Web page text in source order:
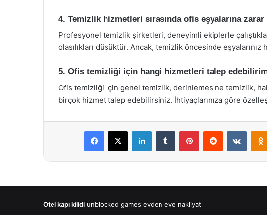
4. Temizlik hizmetleri sırasında ofis eşyalarına
Profesyonel temizlik şirketleri, deneyimli ekiplerle
olasılıkları düşüktür. Ancak, temizlik öncesinde
5. Ofis temizliği için hangi hizmetleri talep
Ofis temizliği için genel temizlik, derinlemesine temizlik,
birçok hizmet talep edebilirsiniz. İhtiyaçlarınıza göre
Facebook
X LinkedInTumblr PinterestReddit
Otel kapı kilidi unblocked games evden eve nakliyat